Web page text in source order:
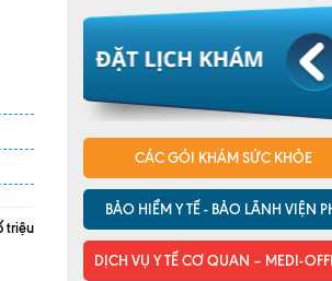
triệu
CÁC GÓI KHÁM SỨC KHỎE
BẢO HIỂM Y TẾ - BẢO LÃNH VIỆN
DỊCH VỤ Y TẾ CƠ QUAN – MEDI-